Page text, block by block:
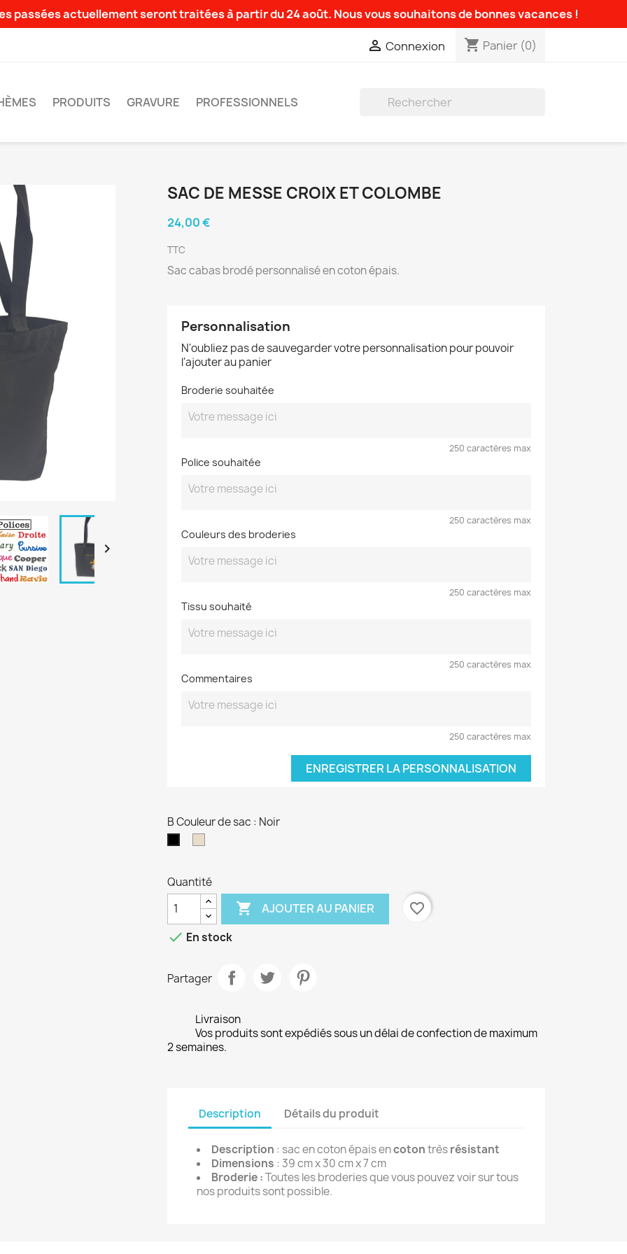
passées actuellement seront traitées à partir du 24 août. Nous vous souhaitons de bonnes vacances !
 Connexion shopping_cart Panier (0)
PRODUITS GRAVURE PROFESSIONNELS

SAC DE MESSE CROIX ET COLOMBE
24,00 €
TTC
Sac cabas brodé personnalisé en coton épais.
Personnalisation
N'oubliez pas de sauvegarder votre personnalisation pour pouvoir
l'ajouter au panier
Broderie souhaitée
250 caractères max
Police souhaitée
250 caractères max
Couleurs des broderies
250 caractères max
Tissu souhaité
250 caractères max
Commentaires
250 caractères max
ENREGISTRER LA PERSONNALISATION
B Couleur de sac : Noir
Quantité
 AJOUTER AU PANIER
favorite_border
 En stock
Partager
Livraison
Vos produits sont expédiés sous un délai de confection de maximum
2 semaines.
Description Détails du produit
Description : sac en coton épais encotontrèsrésistant
Dimensions : 39 cm x 30 cm x 7 cm
Broderie :Toutes les broderies que vous pouvez voir sur tous
nos produits sont possible.